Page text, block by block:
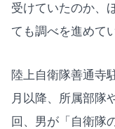
受けていたのか、
ても調べを進めて
陸上自衛隊善通寺
月以降、所属部隊
回、男が「自衛隊